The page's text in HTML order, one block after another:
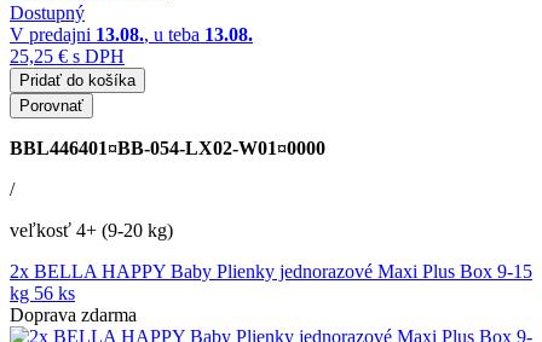
Dostupný
V predajni 13.08., u teba 13.08.
25,25 € s DPH
Pridať do košíka
Porovnať
BBL446401¤BB-054-LX02-W01¤0000
/
veľkosť 4+ (9-20 kg)
2x BELLA HAPPY Baby Plienky jednorazové Maxi Plus Box 9-15
kg 56 ks
Doprava zdarma